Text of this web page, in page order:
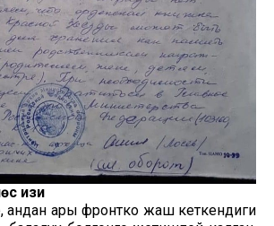
изи
андан ары фронтко жаш кеткендиги